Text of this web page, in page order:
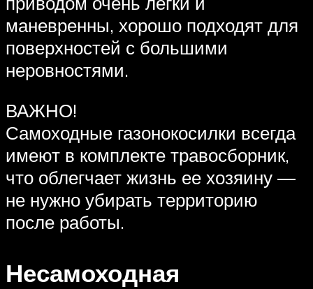
маневренны, хорошо подходят для
поверхностей с большими
неровностями.
ВАЖНО!
Самоходные газонокосилки всегда
имеют в комплекте травосборник,
что облегчает жизнь ее хозяину —
не нужно убирать территорию
после работы.
Несамоходная